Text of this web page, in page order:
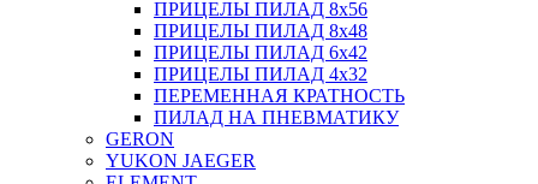
ПРИЦЕЛЫ ПИЛАД 8х56
ПРИЦЕЛЫ ПИЛАД 8х48
ПРИЦЕЛЫ ПИЛАД 6х42
ПРИЦЕЛЫ ПИЛАД 4х32
ПЕРЕМЕННАЯ КРАТНОСТЬ
ПИЛАД НА ПНЕВМАТИКУ
GERON
YUKON JAEGER